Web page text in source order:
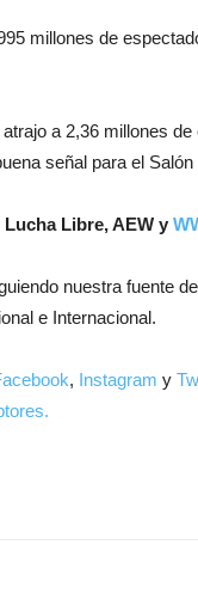
millones de
a 2,36 millones
señal para el
Libre, AEW y
nuestra fuente de
e Internacional.
, Instagram y